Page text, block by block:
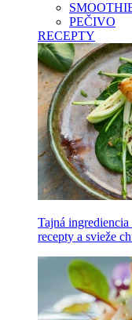
PEČIVO
RECEPTY
Tajná
recepty a svieže